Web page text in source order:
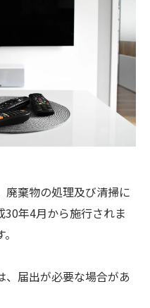
廃棄物の処理及び清掃に
年4月から施行されま
届出が必要な場合があ